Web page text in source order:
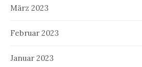
März 2023
Februar 2023
Januar 2023